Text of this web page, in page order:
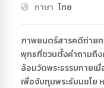
ภาษา ไทย
ภาพยนตร์สารคดีถ่าย
พุทธที่ชวนตั้งคำถามถึ
ล้อมวัดพระธรรมกายเ
เพื่อจับกุมพระธัมมชโย